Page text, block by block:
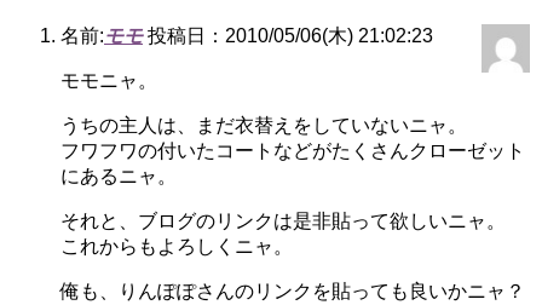
名前:モモ 投稿日：2010/05/06(木) 21:02:23
モモニャ。
うちの主人は、まだ衣替えをしていないニャ。
フワフワの付いたコートなどがたくさんクローゼット
にあるニャ。
それと、ブログのリンクは是非貼って欲しいニャ。
これからもよろしくニャ。
俺も、りんぽぽさんのリンクを貼っても良いかニャ？